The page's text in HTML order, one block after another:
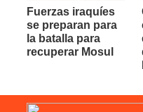
Fuerzas iraquíes
se preparan para
la batalla para
recuperar Mosul